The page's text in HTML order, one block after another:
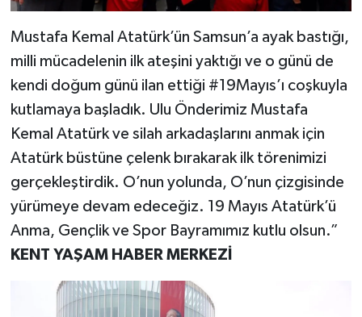
Mustafa Kemal Atatürk’ün Samsun’a ayak bastığı,
milli mücadelenin ilk ateşini yaktığı ve o günü de
kendi doğum günü ilan ettiği #19Mayıs’ı coşkuyla
kutlamaya başladık. Ulu Önderimiz Mustafa
Kemal Atatürk ve silah arkadaşlarını anmak için
Atatürk büstüne çelenk bırakarak ilk törenimizi
gerçekleştirdik. O’nun yolunda, O’nun çizgisinde
yürümeye devam edeceğiz. 19 Mayıs Atatürk’ü
Anma, Gençlik ve Spor Bayramımız kutlu olsun.”
KENT YAŞAM HABER MERKEZİ